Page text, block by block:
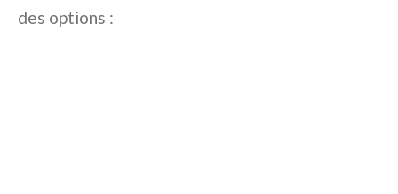
des options :